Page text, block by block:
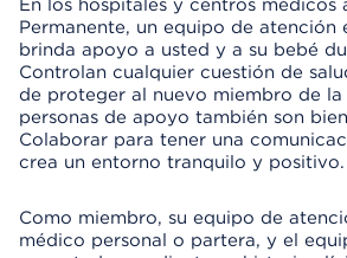
En los hospitales y centros médicos
Permanente, un equipo de atención
brinda apoyo a usted y a su bebé
Controlan cualquier cuestión de
de proteger al nuevo miembro de la
personas de apoyo también son
Colaborar para tener una
crea un entorno tranquilo y positivo.
Como miembro, su equipo de
médico personal o partera, y el